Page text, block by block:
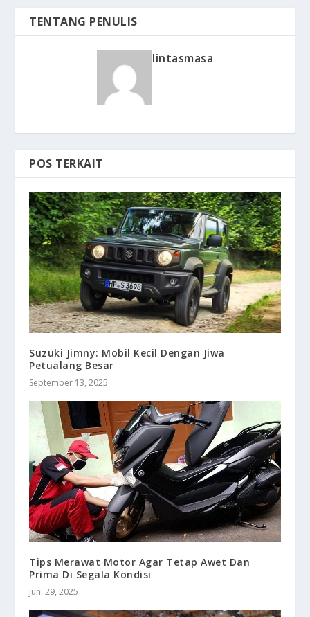
TENTANG PENULIS
lintasmasa
POS TERKAIT
Suzuki Jimny: Mobil Kecil Dengan Jiwa
Petualang Besar
September 13, 2025
Tips Merawat Motor Agar Tetap Awet Dan
Prima Di Segala Kondisi
Juni 29, 2025